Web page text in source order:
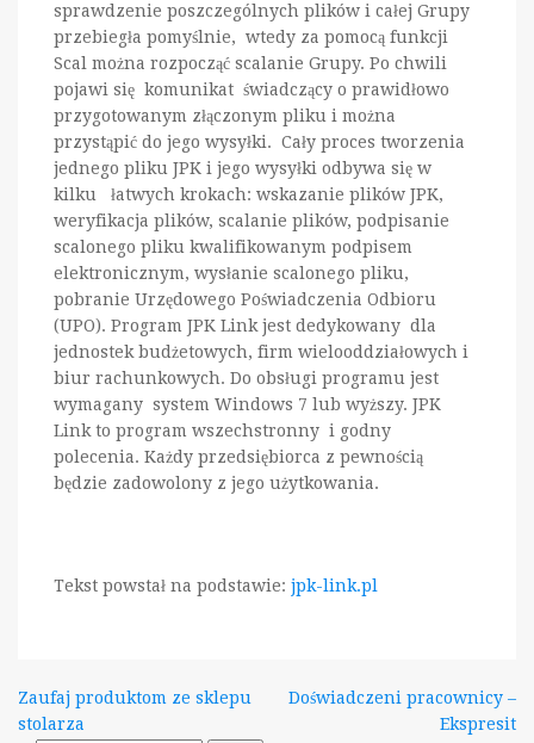
sprawdzenie poszczególnych plików i całej Grupy
przebiegła pomyślnie, wtedy za pomocą funkcji
Scal można rozpocząć scalanie Grupy. Po chwili
pojawi się komunikat świadczący o prawidłowo
przygotowanym złączonym pliku i można
przystąpić do jego wysyłki. Cały proces tworzenia
jednego pliku JPK i jego wysyłki odbywa się w
kilku łatwych krokach: wskazanie plików JPK,
weryfikacja plików, scalanie plików, podpisanie
scalonego pliku kwalifikowanym podpisem
elektronicznym, wysłanie scalonego pliku,
pobranie Urzędowego Poświadczenia Odbioru
(UPO). Program JPK Link jest dedykowany dla
jednostek budżetowych, firm wielooddziałowych i
biur rachunkowych. Do obsługi programu jest
wymagany system Windows 7 lub wyższy. JPK
Link to program wszechstronny i godny
polecenia. Każdy przedsiębiorca z pewnością
będzie zadowolony z jego użytkowania.
Tekst powstał na podstawie: jpk-link.pl
Nawigacja
Zaufaj produktom ze sklepu
stolarza
Doświadczeni pracownicy –
Ekspresit